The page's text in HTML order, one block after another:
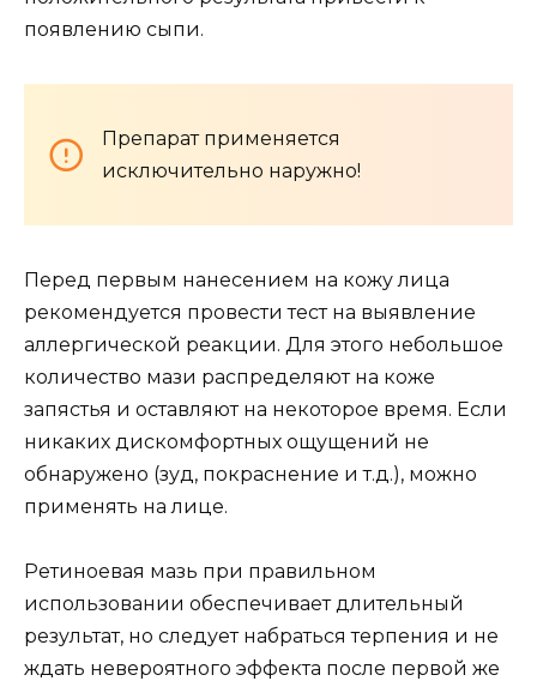
появлению сыпи.
Препарат применяется
исключительно наружно!
Перед первым нанесением на кожу лица
рекомендуется провести тест на выявление
аллергической реакции. Для этого небольшое
количество мази распределяют на коже
запястья и оставляют на некоторое время. Если
никаких дискомфортных ощущений не
обнаружено (зуд, покраснение и т.д.), можно
применять на лице.
Ретиноевая мазь при правильном
использовании обеспечивает длительный
результат, но следует набраться терпения и не
ждать невероятного эффекта после первой же